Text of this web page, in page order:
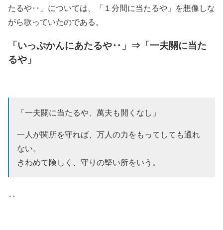
たるや‥」については、「１分間に当たるや」を想像しな
がら歌っていたのである。
「いっぷかんにあたるや‥」⇒「一夫關に当た
るや」
「一夫關に当たるや、萬夫も開くなし」
一人が関所を守れば、万人の力をもってしても通れ
ない。
きわめて険しく、守りの堅い所をいう。
‥